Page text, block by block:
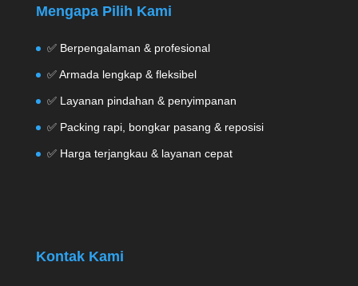
Mengapa Pilih Kami
✅ Berpengalaman & profesional
✅ Armada lengkap & fleksibel
✅ Layanan pindahan & penyimpanan
✅ Packing rapi, bongkar pasang & reposisi
✅ Harga terjangkau & layanan cepat
Kontak Kami